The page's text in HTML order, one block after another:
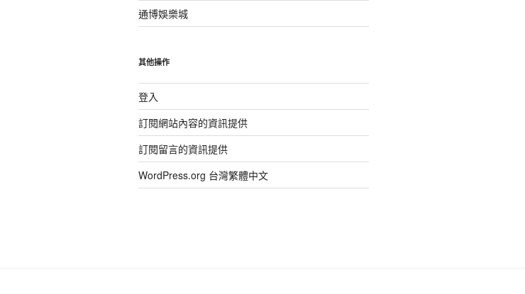
通博娛樂城
其他操作
登入
訂閱網站內容的資訊提供
訂閱留言的資訊提供
WordPress.org 台灣繁體中文